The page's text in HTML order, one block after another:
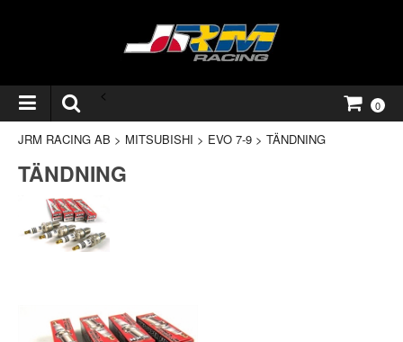
<
0
JRM RACING AB > MITSUBISHI > EVO 7-9 > TÄNDNING
TÄNDNING